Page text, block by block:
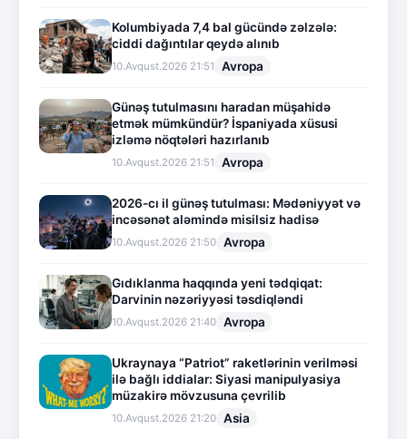
Kolumbiyada 7,4 bal gücündə zəlzələ:
ciddi dağıntılar qeydə alınıb
10.Avqust.2026 21:51 Avropa
Günəş tutulmasını haradan müşahidə
etmək mümkündür? İspaniyada xüsusi
izləmə nöqtələri hazırlanıb
10.Avqust.2026 21:51 Avropa
2026-cı il günəş tutulması: Mədəniyyət və
incəsənət aləmində misilsiz hadisə
10.Avqust.2026 21:50 Avropa
Gıdıklanma haqqında yeni tədqiqat:
Darvinin nəzəriyyəsi təsdiqləndi
10.Avqust.2026 21:40 Avropa
Ukraynaya “Patriot” raketlərinin verilməsi
ilə bağlı iddialar: Siyasi manipulyasiya
müzakirə mövzusuna çevrilib
10.Avqust.2026 21:20 Asia